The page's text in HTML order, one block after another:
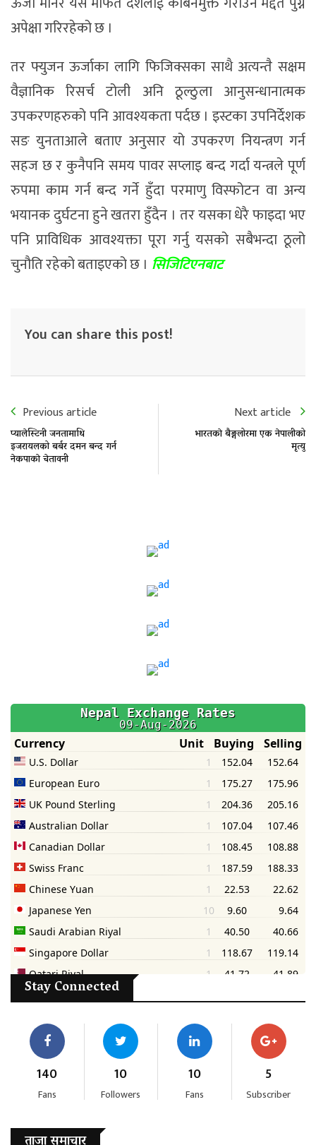
अपेक्षा गरिरहेको छ ।
तर फ्युजन ऊर्जाका लागि फिजिक्सका साथै अत्यन्तै सक्षम
वैज्ञानिक रिसर्च टोली अनि ठूल्ठुला आनुसन्धानात्मक
उपकरणहरुको पनि आवश्यकता पर्दछ । इस्टका उपनिर्देशक
सङ युनताआले बताए अनुसार यो उपकरण नियन्त्रण गर्न
सहज छ र कुनैपनि समय पावर सप्लाइ बन्द गर्दा यन्त्रले पूर्ण
रुपमा काम गर्न बन्द गर्ने हुँदा परमाणु विस्फोटन वा अन्य
भयानक दुर्घटना हुने खतरा हुँदैन । तर यसका धेरै फाइदा भए
पनि प्राविधिक आवश्यक्ता पूरा गर्नु यसको सबैभन्दा ठूलो
चुनौति रहेको बताइएको छ । सिजिटिएनबाट
You can share this post!
Previous article
प्यालेस्टिनी जनतामाथि
इजरायलको बर्बर दमन बन्द गर्न
नेकपाकाे चेतावनी
Next article
भारतकाे बैङ्गलोरमा एक नेपालीको
मृत्यु
Stay Connected
140
Fans
10
Followers
10
Fans
5
Subscriber